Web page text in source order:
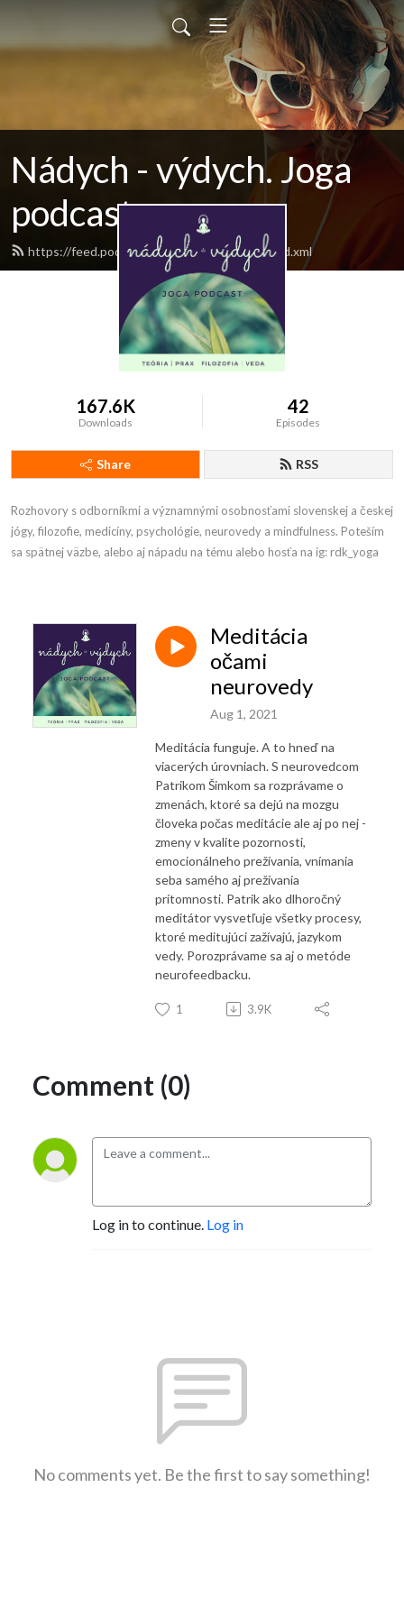
Nádych - výdych. Joga
podcast
https://feed.podbean.com/nadychvydych/feed.xml
167.6K
Downloads
42
Episodes
Share RSS
Rozhovory s odborníkmi a významnými osobnosťami slovenskej a českej
jógy, filozofie, medicíny, psychológie, neurovedy a mindfulness. Poteším
sa spätnej väzbe, alebo aj nápadu na tému alebo hosťa na ig: rdk_yoga
Meditácia
očami
neurovedy
Aug 1, 2021
Meditácia funguje. A to hneď na
viacerých úrovniach. S neurovedcom
Patrikom Šimkom sa rozprávame o
zmenách, ktoré sa dejú na mozgu
človeka počas meditácie ale aj po nej -
zmeny v kvalite pozornosti,
emocionálneho prežívania, vnímania
seba samého aj prežívania
prítomnosti. Patrik ako dlhoročný
meditátor vysvetľuje všetky procesy,
ktoré meditujúci zažívajú, jazykom
vedy. Porozprávame sa aj o metóde
neurofeedbacku.
1 3.9K
Comment (0)
Log in to continue. Log in
No comments yet. Be the first to say something!